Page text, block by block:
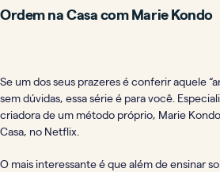
Ordem na Casa com Marie Kondo
Se um dos seus prazeres é conferir aquele
sem dúvidas, essa série é para você.
criadora de um método próprio, Marie
Casa, no Netflix.
O mais interessante é que além de ensinar